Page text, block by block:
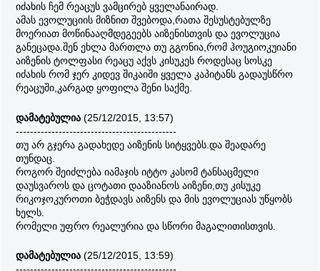
იძახის ჩემ რეაცუს ვამცირებ ყველანაირად.
ამას ევოლუციის მიზნით შვებოდა,რათა შესუსტებულზე
მოერიათ მოწინააღმდეგეებს აიზენისთვის და ევოლუცია
განეცადა.შენ ეხლა მართლა თუ გგონია,რომ ჰოუგიოკუიანი
აიზენის ტოლფასი რეაცუ აქვს კისუკეს როდესაც სოსკე
იძახის რომ ჯერ კიდევ შიკაიში ყველა კაპიტანს გადაუსწრო
რეაცუში,კარგად ყოფილა შენი საქმე.
დამატებულია (25/12/2015, 13:57)
---------------------------------------------
თუ არ გჯერა გადახედე აიზენის სიტყვებს.და შეადარე
თუნდაც.
როგორ შეიძლება იამაჯის იტტო კასომ ტანსაცმელი
დაუსვაროს და ცოტათი დააზიანოს აიზენი,თუ კისუკე
რიკოჯოკუროთი ბეჭდავს აიზენს და მის ევოლუციას უწყობს
ხელს.
რომელი უფრო რეალურია და სწორი მაგალითისთვის.
დამატებულია (25/12/2015, 13:59)